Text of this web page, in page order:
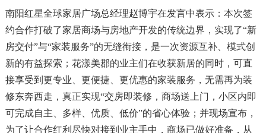
南阳红星全球家居广场总经理赵博宇在发言中表示：本次签
约合作打破了家居商场与房地产开发的传统边界，实现了“新
房交付”与“家装服务”的无缝衔接，是一次资源互补、模式创
新的有益探索；花漾美郡的业主们在收获新居的同时，可直
接享受到更专业、更便捷、更优惠的家装服务，无需再为装
修东奔西走，真正实现“交房即装修，商场送上门，小区内即
可完成自主、多样、优质、低价”的省心体验；并现场宣布，
为了让合作红利尽快对接到业主手中，商场已做好准备，从